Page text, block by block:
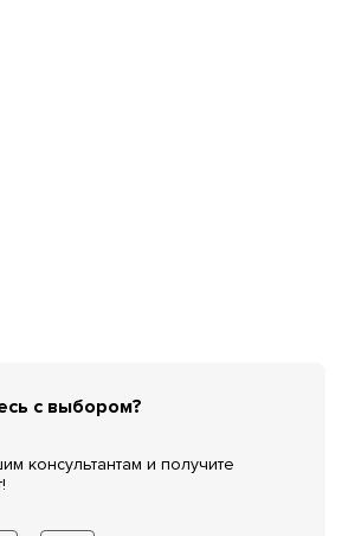
с выбором?
консультантам и получите